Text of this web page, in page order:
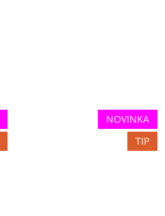
NOVINKA
TIP